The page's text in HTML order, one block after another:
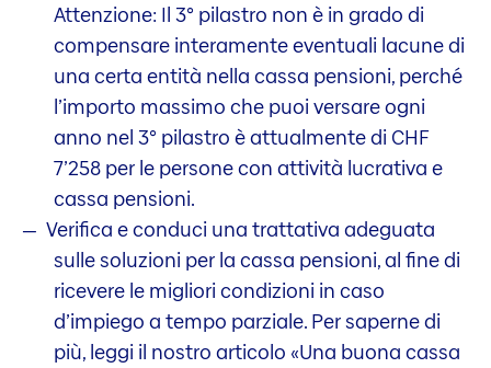
Attenzione: Il 3° pilastro non è in grado di
compensare interamente eventuali lacune di
una certa entità nella cassa pensioni, perché
l’importo massimo che puoi versare ogni
anno nel 3° pilastro è attualmente di CHF
7’258 per le persone con attività lucrativa e
cassa pensioni.
Verifica e conduci una trattativa adeguata
sulle soluzioni per la cassa pensioni, al fine di
ricevere le migliori condizioni in caso
d’impiego a tempo parziale. Per saperne di
più, leggi il nostro articolo «Una buona cassa